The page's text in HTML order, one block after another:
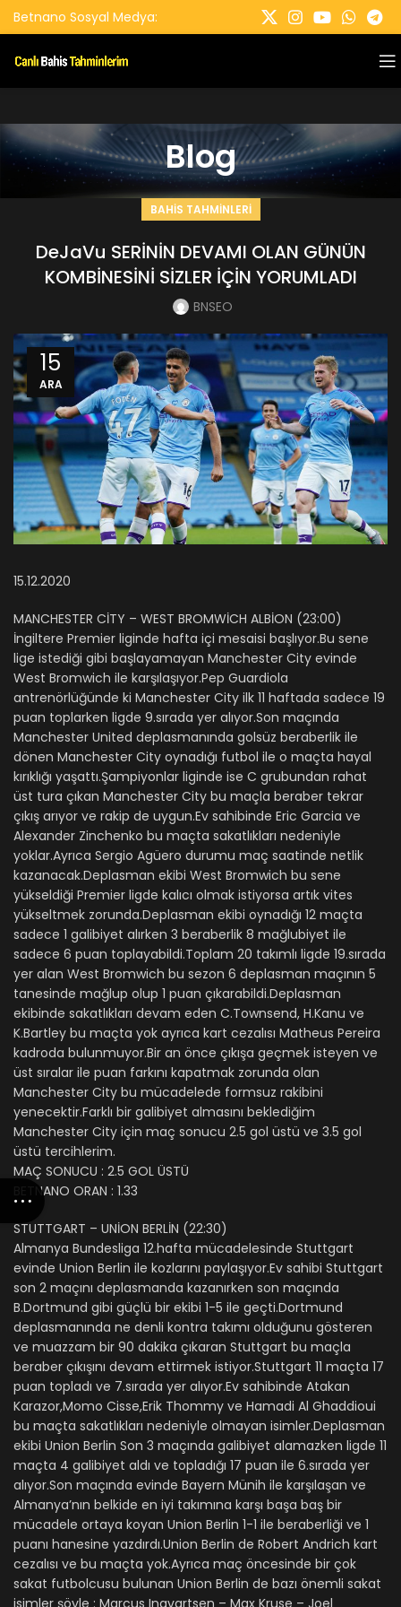
Betnano Sosyal Medya:
Blog
BAHIS TAHMINLERI
DeJaVu SERİNİN DEVAMI OLAN GÜNÜN
KOMBİNESİNİ SİZLER İÇİN YORUMLADI
BNSEO
15
ARA
15.12.2020
MANCHESTER CİTY – WEST BROMWİCH ALBİON (23:00)
İngiltere Premier liginde hafta içi mesaisi başlıyor.Bu sene
lige istediği gibi başlayamayan Manchester City evinde
West Bromwich ile karşılaşıyor.Pep Guardiola
antrenörlüğünde ki Manchester City ilk 11 haftada sadece 19
puan toplarken ligde 9.sırada yer alıyor.Son maçında
Manchester United deplasmanında golsüz beraberlik ile
dönen Manchester City oynadığı futbol ile o maçta hayal
kırıklığı yaşattı.Şampiyonlar liginde ise C grubundan rahat
üst tura çıkan Manchester City bu maçla beraber tekrar
çıkış arıyor ve rakip de uygun.Ev sahibinde Eric Garcia ve
Alexander Zinchenko bu maçta sakatlıkları nedeniyle
yoklar.Ayrıca Sergio Agüero durumu maç saatinde netlik
kazanacak.Deplasman ekibi West Bromwich bu sene
yükseldiği Premier ligde kalıcı olmak istiyorsa artık vites
yükseltmek zorunda.Deplasman ekibi oynadığı 12 maçta
sadece 1 galibiyet alırken 3 beraberlik 8 mağlubiyet ile
sadece 6 puan toplayabildi.Toplam 20 takımlı ligde 19.sırada
yer alan West Bromwich bu sezon 6 deplasman maçının 5
tanesinde mağlup olup 1 puan çıkarabildi.Deplasman
ekibinde sakatlıkları devam eden C.Townsend, H.Kanu ve
K.Bartley bu maçta yok ayrıca kart cezalısı Matheus Pereira
kadroda bulunmuyor.Bir an önce çıkışa geçmek isteyen ve
üst sıralar ile puan farkını kapatmak zorunda olan
Manchester City bu mücadelede formsuz rakibini
yenecektir.Farklı bir galibiyet almasını beklediğim
Manchester City için maç sonucu 2.5 gol üstü ve 3.5 gol
üstü tercihlerim.
MAÇ SONUCU : 2.5 GOL ÜSTÜ
BETNANO ORAN : 1.33
STUTTGART – UNİON BERLİN (22:30)
Almanya Bundesliga 12.hafta mücadelesinde Stuttgart
evinde Union Berlin ile kozlarını paylaşıyor.Ev sahibi Stuttgart
son 2 maçını deplasmanda kazanırken son maçında
B.Dortmund gibi güçlü bir ekibi 1-5 ile geçti.Dortmund
deplasmanında ne denli kontra takımı olduğunu gösteren
ve muazzam bir 90 dakika çıkaran Stuttgart bu maçla
beraber çıkışını devam ettirmek istiyor.Stuttgart 11 maçta 17
puan topladı ve 7.sırada yer alıyor.Ev sahibinde Atakan
Karazor,Momo Cisse,Erik Thommy ve Hamadi Al Ghaddioui
bu maçta sakatlıkları nedeniyle olmayan isimler.Deplasman
ekibi Union Berlin Son 3 maçında galibiyet alamazken ligde 11
maçta 4 galibiyet aldı ve topladığı 17 puan ile 6.sırada yer
alıyor.Son maçında evinde Bayern Münih ile karşılaşan ve
Almanya’nın belkide en iyi takımına karşı başa baş bir
mücadele ortaya koyan Union Berlin 1-1 ile beraberliği ve 1
puanı hanesine yazdırdı.Union Berlin de Robert Andrich kart
cezalısı ve bu maçta yok.Ayrıca maç öncesinde bir çok
sakat futbolcusu bulunan Union Berlin de bazı önemli sakat